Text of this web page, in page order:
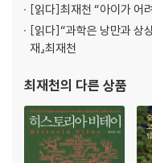
[읽다]최재천 “아이가 어
[읽다]“과학은 낭만과 상
재』최재천
최재천의 다른 상품